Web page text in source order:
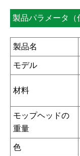
製品パラメータ（
製品名
モデル
材料
モップヘッドの
重量
色